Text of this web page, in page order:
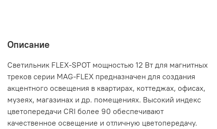
Описание
Светильник FLEX-SPOT мощностью 12 Вт для магнитных
треков серии MAG-FLEX предназначен для создания
акцентного освещения в квартирах, коттеджах, офисах,
музеях, магазинах и др. помещениях. Высокий индекс
цветопередачи CRI более 90 обеспечивают
качественное освещение и отличную цветопередачу.